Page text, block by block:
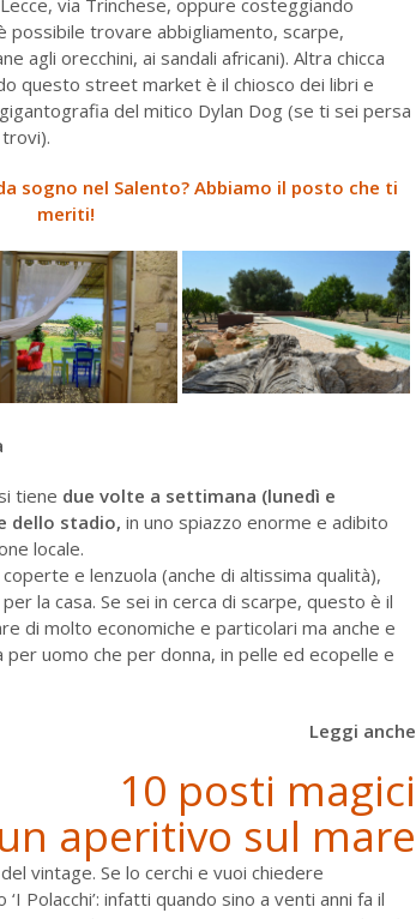
possibile trovare abbigliamento, scarpe,
agli orecchini, ai sandali africani). Altra chicca
questo street market è il chiosco dei libri e
del mitico Dylan Dog (se ti sei persa
sogno nel Salento? Abbiamo il posto che ti
meriti!
tiene due volte a settimana (lunedì e
dello stadio, in uno spiazzo enorme e adibito
locale.
e lenzuola (anche di altissima qualità),
la casa. Se sei in cerca di scarpe, questo è il
di molto economiche e particolari ma anche e
uomo che per donna, in pelle ed ecopelle e
Leggi anche
10 posti magici
aperitivo sul mare
vintage. Se lo cerchi e vuoi chiedere
Polacchi’: infatti quando sino a venti anni fa il